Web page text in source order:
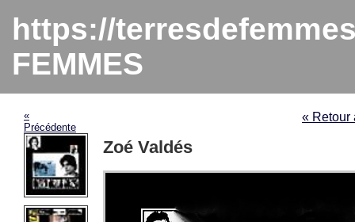
https://
FEMMES
«
Précédente
« Retour
Zoé Valdés